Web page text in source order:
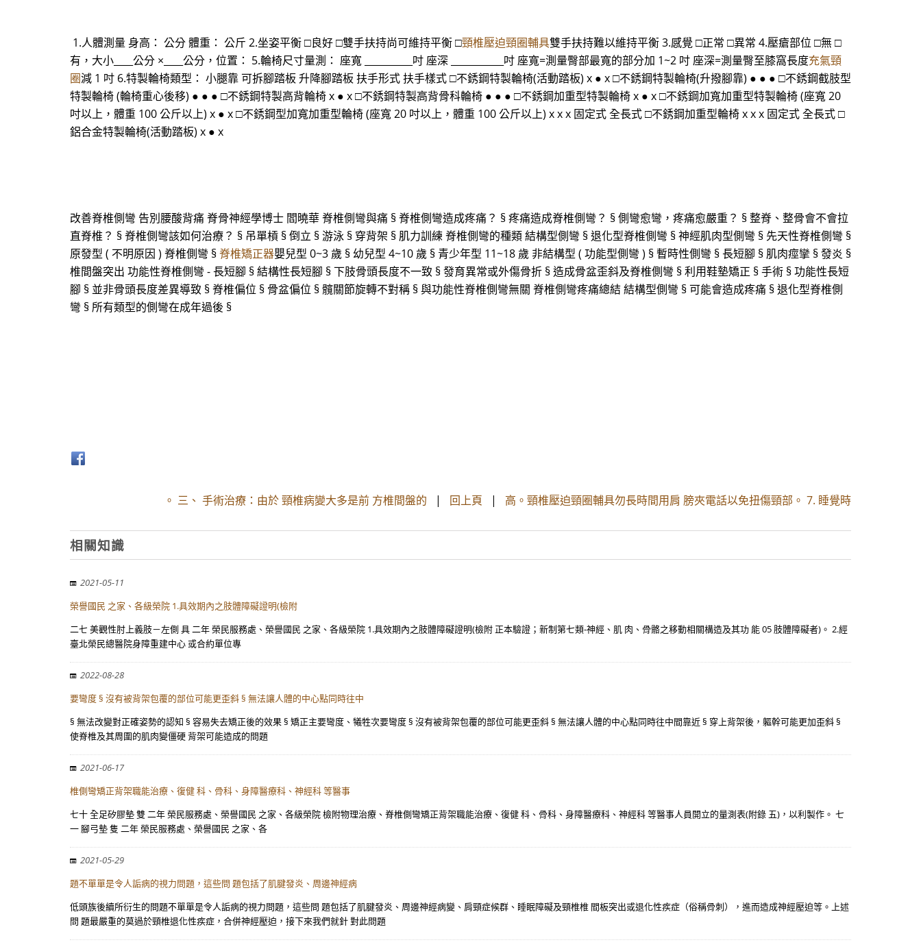
1.人體測量 身高： 公分 體重： 公斤 2.坐姿平衡 □良好 □雙手扶持尚可維持平衡 □頸椎壓迫頸圈輔具雙手扶持難以維持平衡 3.感覺 □正常 □異常 4.壓瘡部位 □無 □
有，大小____公分 ×____公分，位置： 5.輪椅尺寸量測： 座寬 __________吋 座深 ___________吋 座寬=測量臀部最寬的部分加 1~2 吋 座深=測量臀至膝窩長度充氣頸
圈減 1 吋 6.特製輪椅類型： 小腿靠 可拆腳踏板 升降腳踏板 扶手形式 扶手樣式 □不銹鋼特製輪椅(活動踏板) x ● x □不銹鋼特製輪椅(升撥腳靠) ● ● ● □不銹鋼截肢型
特製輪椅 (輪椅重心後移) ● ● ● □不銹鋼特製高背輪椅 x ● x □不銹鋼特製高背骨科輪椅 ● ● ● □不銹鋼加重型特製輪椅 x ● x □不銹鋼加寬加重型特製輪椅 (座寬 20
吋以上，體重 100 公斤以上) x ● x □不銹鋼型加寬加重型輪椅 (座寬 20 吋以上，體重 100 公斤以上) x x x 固定式 全長式 □不銹鋼加重型輪椅 x x x 固定式 全長式 □
鋁合金特製輪椅(活動踏板) x ● x
改善脊椎側彎 告別腰酸背痛 脊骨神經學博士 閻曉華 脊椎側彎與痛 § 脊椎側彎造成疼痛？ § 疼痛造成脊椎側彎？ § 側彎愈彎，疼痛愈嚴重？ § 整脊、整骨會不會拉
直脊椎？ § 脊椎側彎該如何治療？ § 吊單槓 § 倒立 § 游泳 § 穿背架 § 肌力訓練 脊椎側彎的種類 結構型側彎 § 退化型脊椎側彎 § 神經肌肉型側彎 § 先天性脊椎側彎 §
原發型 ( 不明原因 ) 脊椎側彎 §脊椎矯正器嬰兒型 0~3 歲 § 幼兒型 4~10 歲 § 青少年型 11~18 歲 非結構型 ( 功能型側彎 ) § 暫時性側彎 § 長短腳 § 肌肉痙攣 § 發炎 §
椎間盤突出 功能性脊椎側彎 - 長短腳 § 結構性長短腳 § 下肢骨頭長度不一致 § 發育異常或外傷骨折 § 造成骨盆歪斜及脊椎側彎 § 利用鞋墊矯正 § 手術 § 功能性長短
腳 § 並非骨頭長度差異導致 § 脊椎偏位 § 骨盆偏位 § 髖關節旋轉不對稱 § 與功能性脊椎側彎無關 脊椎側彎疼痛總結 結構型側彎 § 可能會造成疼痛 § 退化型脊椎側
彎 § 所有類型的側彎在成年過後 §
。 三、 手術治療：由於 頸椎病變大多是前 方椎間盤的 | 回上頁 | 高。頸椎壓迫頸圈輔具勿長時間用肩 膀夾電話以免扭傷頸部。 7. 睡覺時
相關知識
2021-05-11
榮譽國民 之家、各級榮院 1.具效期內之肢體障礙證明(檢附
二七 美觀性肘上義肢－左側 具 二年 榮民服務處、榮譽國民 之家、各級榮院 1.具效期內之肢體障礙證明(檢附 正本驗證；新制第七類-神經、肌 肉、骨骼之移動相關構造及其功 能 05 肢體障礙者)。 2.經
臺北榮民總醫院身障重建中心 或合約單位專
2022-08-28
要彎度 § 沒有被背架包覆的部位可能更歪斜 § 無法讓人體的中心點同時往中
§ 無法改變對正確姿勢的認知 § 容易失去矯正後的效果 § 矯正主要彎度、犧牲次要彎度 § 沒有被背架包覆的部位可能更歪斜 § 無法讓人體的中心點同時往中間靠近 § 穿上背架後，軀幹可能更加歪斜 §
使脊椎及其周圍的肌肉變僵硬 背架可能造成的問題
2021-06-17
椎側彎矯正背架職能治療、復健 科、骨科、身障醫療科、神經科 等醫事
七十 全足矽膠墊 雙 二年 榮民服務處、榮譽國民 之家、各級榮院 檢附物理治療、脊椎側彎矯正背架職能治療、復健 科、骨科、身障醫療科、神經科 等醫事人員開立的量測表(附錄 五)，以利製作。 七
一 腳弓墊 隻 二年 榮民服務處、榮譽國民 之家、各
2021-05-29
題不單單是令人詬病的視力問題，這些問 題包括了肌腱發炎、周邊神經病
低頭族後續所衍生的問題不單單是令人詬病的視力問題，這些問 題包括了肌腱發炎、周邊神經病變、肩頸症候群、睡眠障礙及頸椎椎 間板突出或退化性疾症（俗稱骨刺），進而造成神經壓迫等。上述
問 題最嚴重的莫過於頸椎退化性疾症，合併神經壓迫，接下來我們就針 對此問題